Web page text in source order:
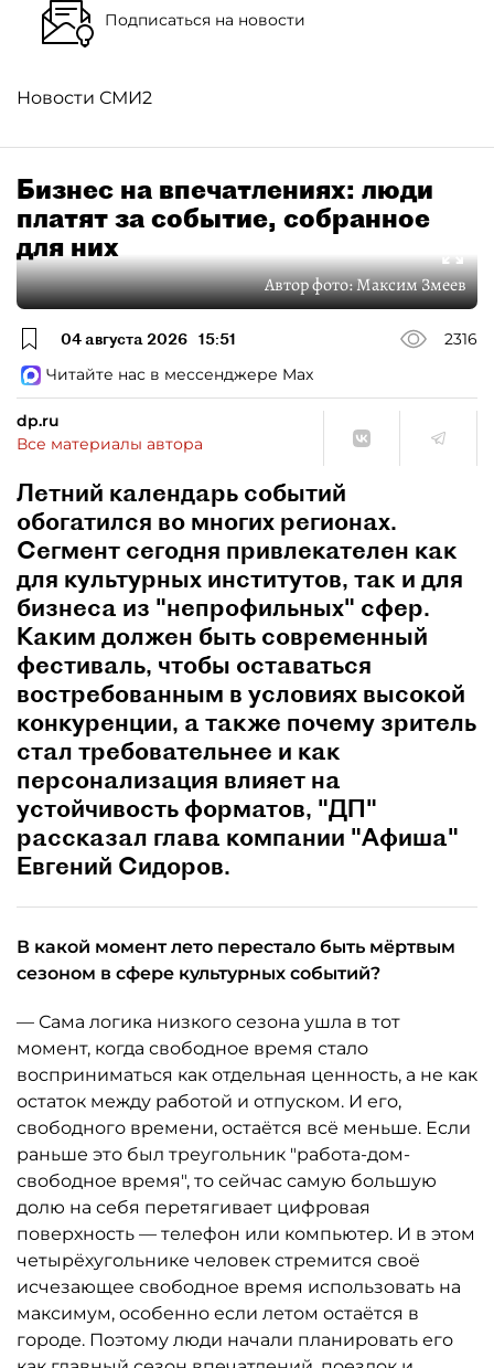
Подписаться на новости
Новости СМИ2
Бизнес на впечатлениях: люди
платят за событие, собранное
для них
Автор фото:Максим Змеев
04 августа 2026 15:51
2316
Читайте нас в мессенджере Max
dp.ru
Все материалы автора
Летний календарь событий
обогатился во многих регионах.
Сегмент сегодня привлекателен как
для культурных институтов, так и для
бизнеса из "непрофильных" сфер.
Каким должен быть современный
фестиваль, чтобы оставаться
востребованным в условиях высокой
конкуренции, а также почему зритель
стал требовательнее и как
персонализация влияет на
устойчивость форматов, "ДП"
рассказал глава компании "Афиша"
Евгений Сидоров.
В какой момент лето перестало быть мёртвым
сезоном в сфере культурных событий?
— Сама логика низкого сезона ушла в тот
момент, когда свободное время стало
восприниматься как отдельная ценность, а не как
остаток между работой и отпуском. И его,
свободного времени, остаётся всё меньше. Если
раньше это был треугольник "работа-дом-
свободное время", то сейчас самую большую
долю на себя перетягивает цифровая
поверхность — телефон или компьютер. И в этом
четырёхугольнике человек стремится своё
исчезающее свободное время использовать на
максимум, особенно если летом остаётся в
городе. Поэтому люди начали планировать его